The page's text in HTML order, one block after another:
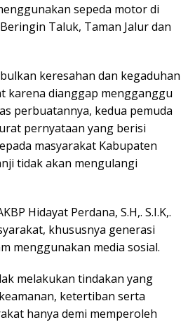
sepeda motor di
Taluk, Taman Jalur dan
keresahan dan kegaduhan
karena dianggap mengganggu
perbuatannya, kedua pemuda
pernyataan yang berisi
masyarakat Kabupaten
tidak akan mengulangi
Hidayat Perdana, S.H,. S.I.K,.
khususnya generasi
menggunakan media sosial.
melakukan tindakan yang
ketertiban serta
hanya demi memperoleh